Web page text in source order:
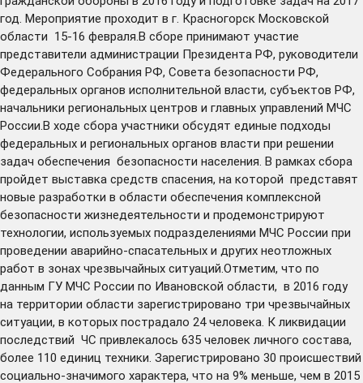
год. Мероприятие проходит в г. Красногорск Московской
области 15-16 февраля.В сборе принимают участие
представители администрации Президента РФ, руководители
Федерального Собрания РФ, Совета безопасности РФ,
федеральных органов исполнительной власти, субъектов РФ,
начальники региональных центров и главных управлений МЧС
России.В ходе сбора участники обсудят единые подходы
федеральных и региональных органов власти при решении
задач обеспечения безопасности населения. В рамках сбора
пройдет выставка средств спасения, на которой представят
новые разработки в области обеспечения комплексной
безопасности жизнедеятельности и продемонстрируют
технологии, используемых подразделениями МЧС России при
проведении аварийно-спасательных и других неотложных
работ в зонах чрезвычайных ситуаций.Отметим, что по
данным ГУ МЧС России по Ивановской области, в 2016 году
на территории области зарегистрировано три чрезвычайных
ситуации, в которых пострадало 24 человека. К ликвидации
последствий ЧС привлекалось 635 человек личного состава,
более 110 единиц техники. Зарегистрировано 30 происшествий
социально-значимого характера, что на 9% меньше, чем в 2015